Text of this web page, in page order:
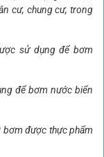
cư, chung cư, trong
sử dụng để bơm
để bơm nước biển
được thực phẩm